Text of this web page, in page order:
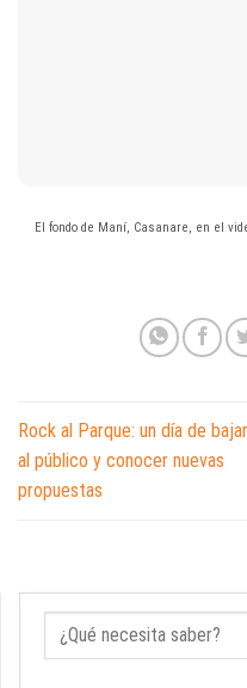
El fondo de Maní, Casanare, en el
Rock al Parque: un día de
al público y conocer nuevas
propuestas